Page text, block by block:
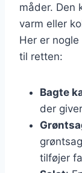
måder. Den
varm eller
Her er
til retten:
Bagte
der
tilføjer